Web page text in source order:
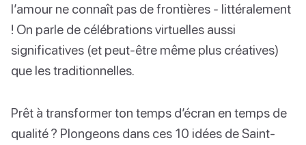
l’amour ne connaît pas de frontières - littéralement
! On parle de célébrations virtuelles aussi
significatives (et peut-être même plus créatives)
que les traditionnelles.
Prêt à transformer ton temps d’écran en temps de
qualité ? Plongeons dans ces 10 idées de Saint-